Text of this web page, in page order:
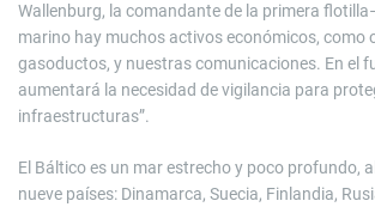
Wallenburg, la comandante de la primera
marino hay muchos activos económicos, como
gasoductos, y nuestras comunicaciones. En el
aumentará la necesidad de vigilancia para
infraestructuras”.
El Báltico es un mar estrecho y poco profundo,
nueve países: Dinamarca, Suecia, Finlandia,